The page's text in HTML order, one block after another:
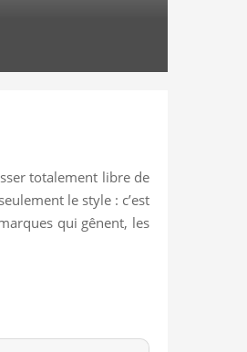
totalement libre de
le style : c’est
qui gênent, les